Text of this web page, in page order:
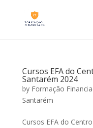
Cursos EFA do
Santarém 2024
by Formação
Santarém
Cursos EFA do